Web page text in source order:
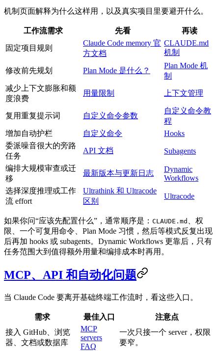
机制页面解释为什么这样用，以及真实项目里要避开什么。
工作流需求 先看 再读
固定项目规则
Claude Code memory 官
方文档
CLAUDE.md
机制
修改前先规划 Plan Mode 是什么？
Plan Mode 机
制
减少上下文膨胀和额
度浪费
用量限制 上下文管理
复用重复提示词 自定义命令参数
自定义命令教
程
增加自动护栏
自定义命令
Hooks
委派噪音很大的旁路
任务
API 文档 Subagents
编排大规模审查或迁
移
最新版本与更新日志
Dynamic
Workflows
选择深度推理或工作
流 effort
Ultrathink 和 Ultracode
区别
Ultracode
如果你问“应该先配置什么”，通常顺序是： CLAUDE.md
、权
限、一个可复用命令、Plan Mode 习惯，然后等模式反复出现
后再加 hooks 或 subagents。Dynamic Workflows 更靠后，只有
任务范围大到值得额外用量和编排成本时再用。
MCP、API 和自动化问题
当 Claude Code 要离开基础终端工作流时，看这些入口。
需求 最佳入口
注意点
接入 GitHub、浏览
器、文档或数据库
MCP
servers
FAQ
一次只接一个 server，权限
要窄。